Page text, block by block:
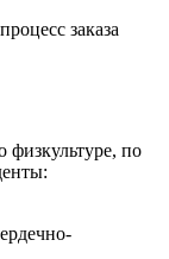
заказа
физкультуре, по